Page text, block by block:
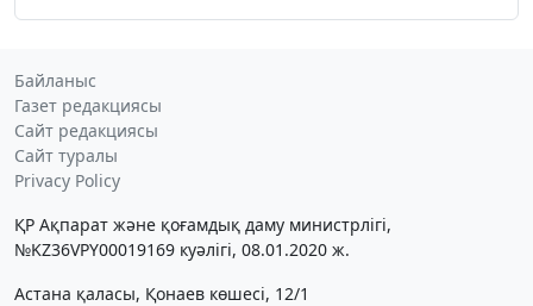
Байланыс
Газет редакциясы
Сайт редакциясы
Сайт туралы
Privacy Policy
ҚР Ақпарат және қоғамдық даму министрлігі,
№KZ36VPY00019169 куәлігі, 08.01.2020 ж.
Астана қаласы, Қонаев көшесі, 12/1